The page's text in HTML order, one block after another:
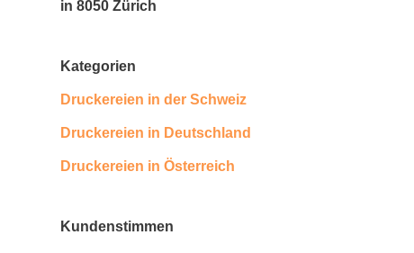
in 8050 Zürich
Kategorien
Druckereien in der Schweiz
Druckereien in Deutschland
Druckereien in Österreich
Kundenstimmen